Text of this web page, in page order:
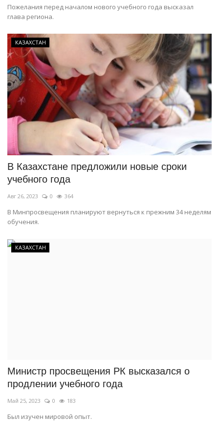
Пожелания перед началом нового учебного года высказал
глава региона.
КАЗАХСТАН
В Казахстане предложили новые сроки
учебного года
Авг 26, 2023 0 364
В Минпросвещения планируют вернуться к прежним 34 неделям
обучения.
КАЗАХСТАН
Министр просвещения РК высказался о
продлении учебного года
Май 25, 2023 0 183
Был изучен мировой опыт.